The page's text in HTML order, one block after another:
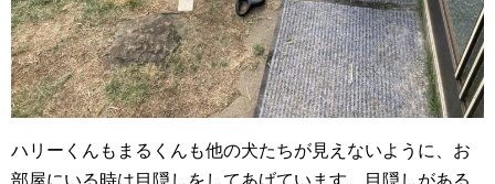
ハリーくんもまるくんも他の犬たちが見えないように、お
部屋にいる時は目隠しをしてあげています。目隠しがある